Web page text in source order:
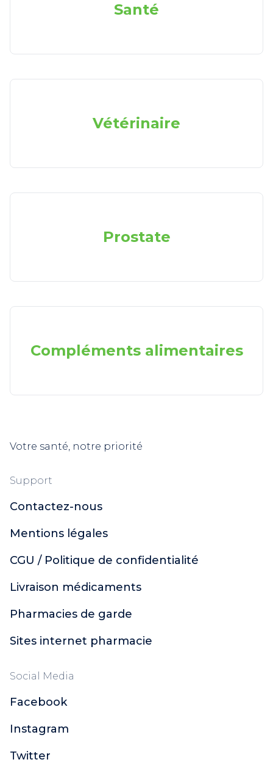
Santé
Vétérinaire
Prostate
Compléments alimentaires
Votre santé, notre priorité
Support
Contactez-nous
Mentions légales
CGU / Politique de confidentialité
Livraison médicaments
Pharmacies de garde
Sites internet pharmacie
Social Media
Facebook
Instagram
Twitter